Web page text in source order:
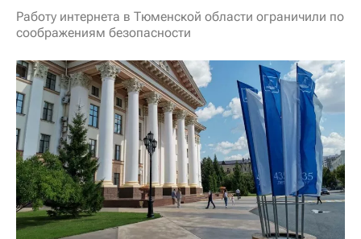
Работу интернета в Тюменской области ограничили по
соображениям безопасности